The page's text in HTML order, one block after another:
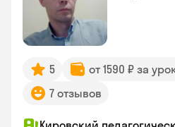
5 от 1590 ₽ за
7 отзывов